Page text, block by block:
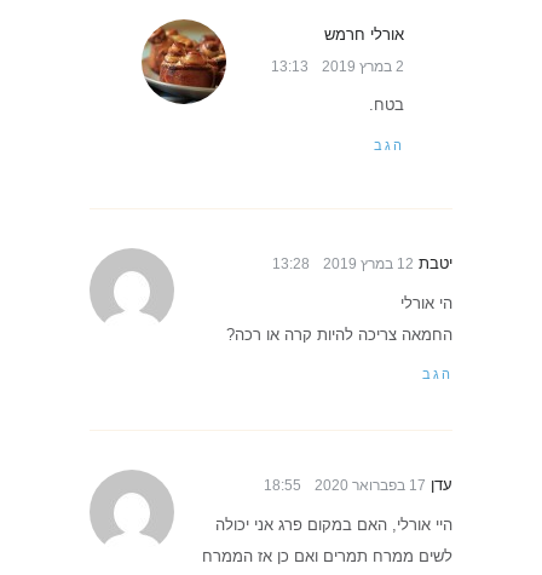
אורלי חרמש
2 במרץ 2019 13:13
בטח.
הגב
יטבת 12 במרץ 2019 13:28
הי אורלי
החמאה צריכה להיות קרה או רכה?
הגב
עדן 17 בפברואר 2020 18:55
היי אורלי, האם במקום פרג אני יכולה
לשים ממרח תמרים ואם כן אז הממרח